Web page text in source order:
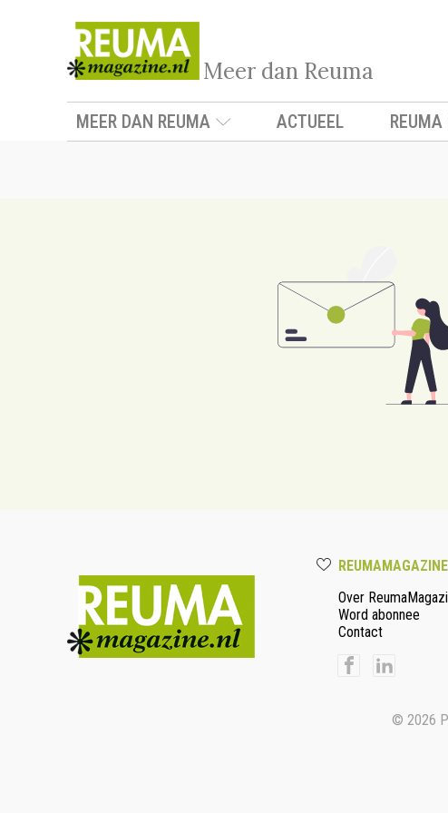
Meer dan Reuma
MEER DAN REUMA ACTUEEL REUMA
REUMAMAGAZINE
Over
Word abonnee
Contact
© 2026